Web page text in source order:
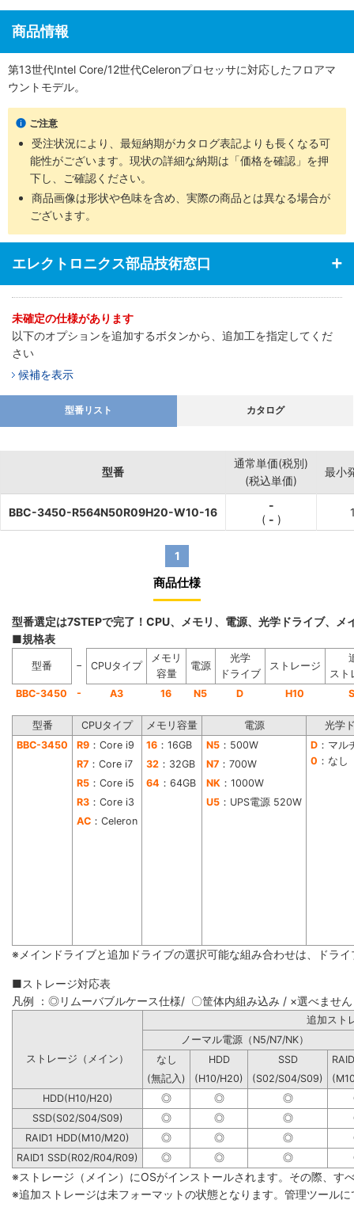
商品情報
第13世代Intel Core/12世代Celeronプロセッサに対応したフロアマ
ウントモデル。
ご注意
受注状況により、最短納期がカタログ表記よりも長くなる可
能性がございます。現状の詳細な納期は「価格を確認」を押
下し、ご確認ください。
商品画像は形状や色味を含め、実際の商品とは異なる場合が
ございます。
エレクトロニクス部品技術窓口
未確定の仕様があります
以下のオプションを追加するボタンから、追加工を指定してくだ
さい
候補を表示
型番リスト カタログ
型番
通常単価(税別)
(税込単価)
最小
BBC-3450-R564N50R09H20-W10-16
-
( - )
1
商品仕様
型番選定は7STEPで完了！CPU、メモリ、電源、光学ドライブ、
■規格表
型番 − CPUタイプ
メモリ
容量
電源
光学
ドライブ
ストレージ
スト
BBC-3450
- A3 16 N5 D H10
型番 CPUタイプ メモリ容量 電源
光学
BBC-3450
R9 ：Core i9 16 ：16GB N5 ：500W D ：マル
0 ：なし
R7 ：Core i7 32 ：32GB N7 ：700W
R5 ：Core i5 64 ：64GB NK ：1000W
R3 ：Core i3 U5 ：UPS電源 520W
AC ：Celeron
※メインドライブと追加ドライブの選択可能な組み合わせは、ドラ
■ストレージ対応表
凡例 ：◎リムーバブルケース仕様/ 〇筐体内組み込み / ×選べません
追
ノーマル電源（N5/N7/NK）
ストレージ（メイン）
なし HDD SSD
(無記入)
(H10/H20) (S02/S04/S09)
HDD(H10/H20)
◎ ◎ ◎
SSD(S02/S04/S09)
◎ ◎ ◎
RAID1 HDD(M10/M20)
◎ ◎ ◎
RAID1 SSD(R02/R04/R09)
◎ ◎ ◎
※ストレージ（メイン）にOSがインストールされます。その際、す
※追加ストレージは未フォーマットの状態となります。管理ツール